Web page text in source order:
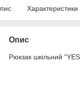
Характеристики
Опис
Рюкзак шкільний